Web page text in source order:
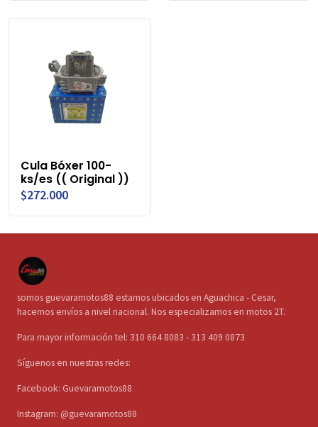
Cula Bóxer 100-
ks/es (( Original ))
$272.000
somos guevaramotos88 estamos ubicados en Aguachica - Cesar,
hacemos envíos a nivel nacional. Nos especializamos en motos 2T.
Para mayor información tel: 310 664 8083 - 313 409 0873
Síguenos en nuestras redes:
Facebook: Guevaramotos88
Instagram: @guevaramotos88